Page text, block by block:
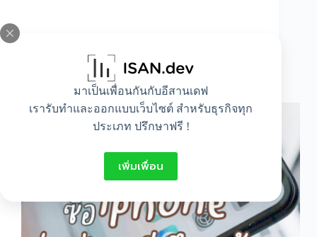
มาเป็นเพื่อนกันกับอีสานเดฟ
เรารับทำและออกแบบเว็บไซต์ สำหรับธุรกิจทุก
ประเภท ปรึกษาฟรี !
เพิ่มเพื่อน
ซื้อ iphone ค่ายไหนดี ถึงจะคุ้มค่าต่อการใช้งาน